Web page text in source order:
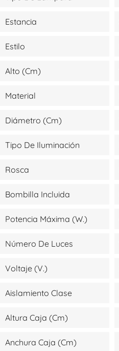
Estancia
Estilo
Alto (cm)
Material
Diámetro (cm)
Tipo De Iluminación
Rosca
Bombilla Incluida
Potencia Máxima (W.)
Número De Luces
Voltaje (V.)
Aislamiento Clase
Altura Caja (cm)
Anchura Caja (cm)